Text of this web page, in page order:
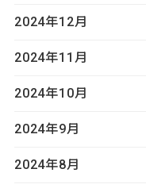
2024年12月
2024年11月
2024年10月
2024年9月
2024年8月